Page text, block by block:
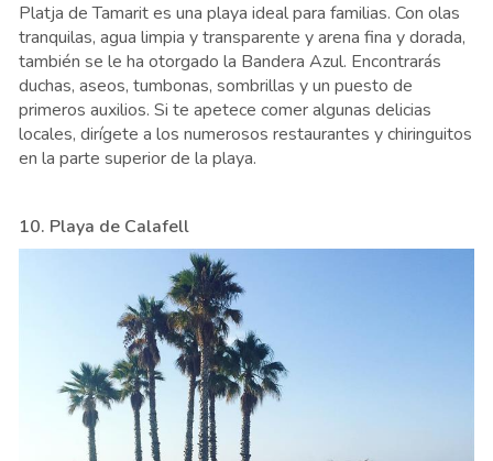
Platja de Tamarit es una playa ideal para familias. Con olas
tranquilas, agua limpia y transparente y arena fina y dorada,
también se le ha otorgado la Bandera Azul. Encontrarás
duchas, aseos, tumbonas, sombrillas y un puesto de
primeros auxilios. Si te apetece comer algunas delicias
locales, dirígete a los numerosos restaurantes y chiringuitos
en la parte superior de la playa.
10. Playa de Calafell